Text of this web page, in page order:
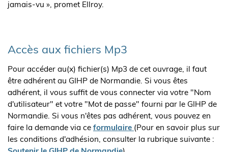
jamais-vu », promet Ellroy.
Accès aux fichiers Mp3
Pour accéder au(x) fichier(s) Mp3 de cet ouvrage, il faut
être adhérent au GIHP de Normandie. Si vous êtes
adhérent, il vous suffit de vous connecter via votre "Nom
d'utilisateur" et votre "Mot de passe" fourni par le GIHP de
Normandie. Si vous n'êtes pas adhérent, vous pouvez en
faire la demande via ce formulaire (Pour en savoir plus sur
les conditions d'adhésion, consulter la rubrique suivante :